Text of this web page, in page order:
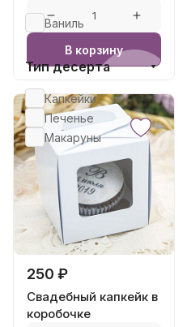
В корзину
250 ₽
Свадебный капкейк в
коробочке
Ваниль
Тип десерта
Капкейки
Печенье
Макаруны